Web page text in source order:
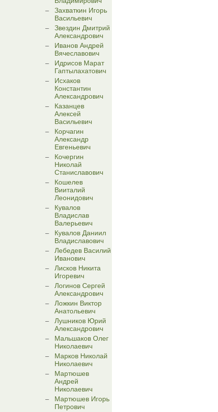
Захваткин Игорь
Васильевич
Звездин Дмитрий
Александрович
Иванов Андрей
Вячеславович
Идрисов Марат
Гаптылахатович
Исхаков
Константин
Александрович
Казанцев
Алексей
Васильевич
Корчагин
Александр
Евгеньевич
Кочергин
Николай
Станиславович
Кошелев
Вииталий
Леонидович
Кувалов
Владислав
Валерьевич
Кувалов Даниил
Владиславович
Лебедев Василий
Иванович
Лисков Никита
Игоревич
Логинов Сергей
Александрович
Ложкин Виктор
Анатольевич
Лушников Юрий
Александрович
Мальшаков Олег
Николаевич
Марков Николай
Николаевич
Мартюшев
Андрей
Николаевич
Мартюшев Игорь
Петрович